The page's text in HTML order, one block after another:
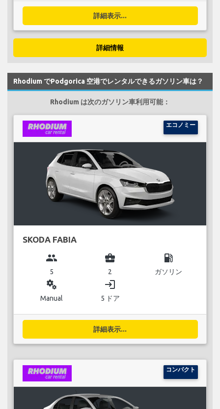
詳細表示...
詳細情報
Rhodium でPodgorica 空港でレンタルできるガソリン車は？
Rhodium は次のガソリン車利用可能：
エコノミー
SKODA FABIA
group
5
business_center
2
local_gas_station
ガソリン
miscellaneous_services
Manual
login
5 ドア
詳細表示...
コンパクト